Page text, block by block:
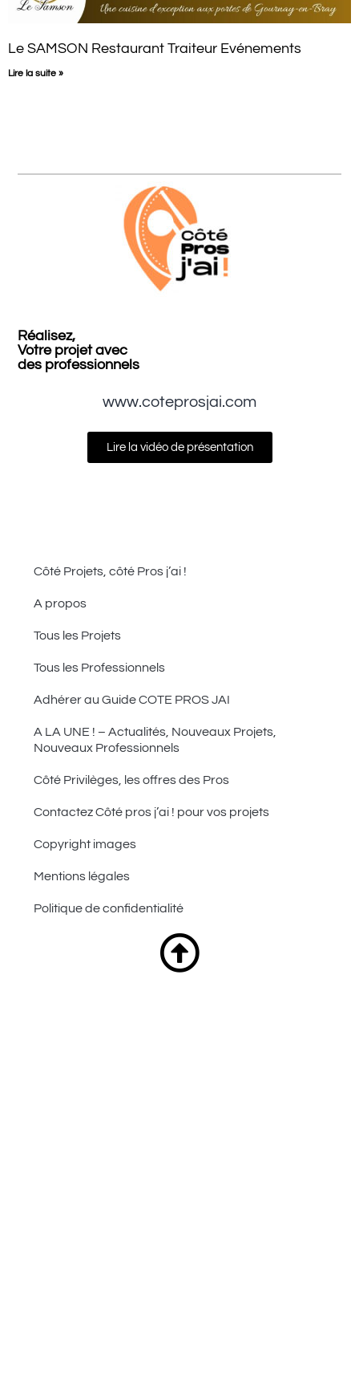
Le SAMSON Restaurant Traiteur Evénements
Lire la suite »
Réalisez,
Votre projet avec
des professionnels
www.coteprosjai.com
Lire la vidéo de présentation
Côté Projets, côté Pros j’ai !
A propos
Tous les Projets
Tous les Professionnels
Adhérer au Guide COTE PROS JAI
A LA UNE ! – Actualités, Nouveaux Projets,
Nouveaux Professionnels
Côté Privilèges, les offres des Pros
Contactez Côté pros j’ai ! pour vos projets
Copyright images
Mentions légales
Politique de confidentialité